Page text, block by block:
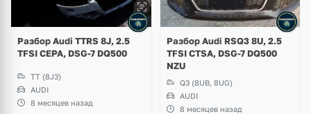
Разбор Audi TTRS 8J, 2.5
TFSI CEPA, DSG-7 DQ500
TT (8J3)
AUDI
8 месяцев назад
Разбор Audi RSQ3 8U, 2.5
TFSI CTSA, DSG-7 DQ500
NZU
Q3 (8UB, 8UG)
AUDI
8 месяцев назад